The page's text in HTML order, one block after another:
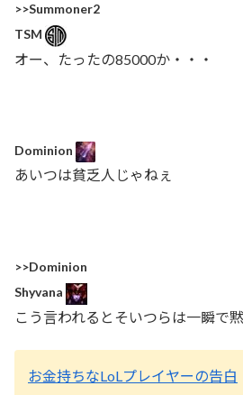
>>Summoner2
TSM
オー、たったの85000か・・・
Dominion
あいつは貧乏人じゃねぇ
>>Dominion
Shyvana
こう言われるとそいつらは一瞬で黙
お金持ちなLoLプレイヤーの告白